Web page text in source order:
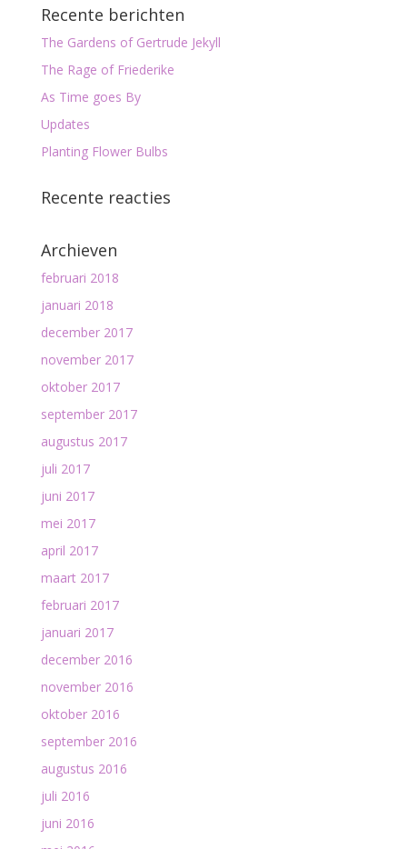
Recente berichten
The Gardens of Gertrude Jekyll
The Rage of Friederike
As Time goes By
Updates
Planting Flower Bulbs
Recente reacties
Archieven
februari 2018
januari 2018
december 2017
november 2017
oktober 2017
september 2017
augustus 2017
juli 2017
juni 2017
mei 2017
april 2017
maart 2017
februari 2017
januari 2017
december 2016
november 2016
oktober 2016
september 2016
augustus 2016
juli 2016
juni 2016